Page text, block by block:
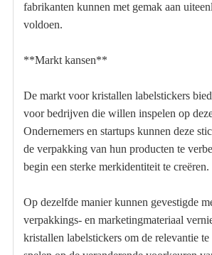
fabrikanten kunnen met gemak aan
voldoen.
**Markt kansen**
De markt voor kristallen labelstickers
voor bedrijven die willen inspelen op
Ondernemers en startups kunnen deze
de verpakking van hun producten te
begin een sterke merkidentiteit te creëren.
Op dezelfde manier kunnen gevestigde
verpakkings- en marketingmateriaal
kristallen labelstickers om de relevantie